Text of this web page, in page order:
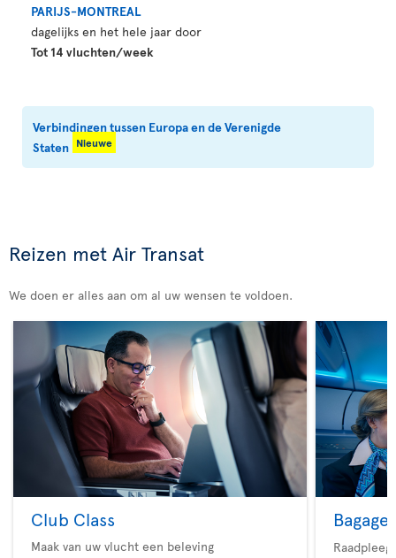
PARIJS-MONTREAL
dagelijks en het hele jaar door
Tot 14 vluchten/week
Verbindingen tussen Europa en de Verenigde
Staten Nieuwe
Reizen met Air Transat
We doen er alles aan om al uw wensen te voldoen.
Club Class
Maak van uw vlucht een beleving